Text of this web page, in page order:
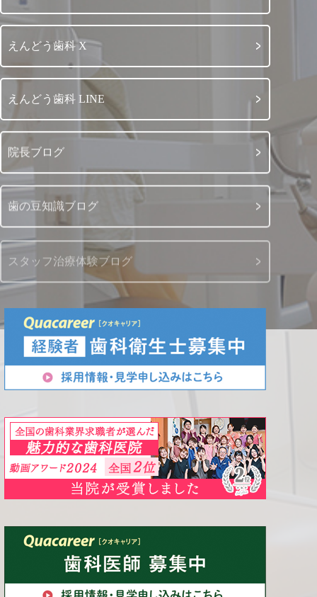
えんどう歯科 X
えんどう歯科 LINE
院長ブログ
歯の豆知識ブログ
スタッフ治療体験ブログ